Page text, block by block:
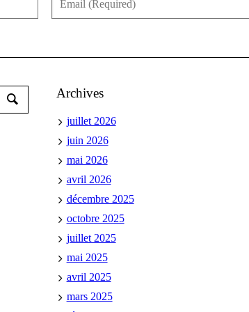
Archives
juillet 2026
juin 2026
mai 2026
avril 2026
décembre 2025
octobre 2025
juillet 2025
mai 2025
avril 2025
mars 2025